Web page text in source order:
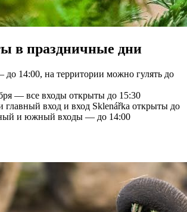
в праздничные дни
до 14:00, на территории можно гулять до
— все входы открыты до 15:30
главный вход и вход Sklenářka открыты до
и южный входы — до 14:00